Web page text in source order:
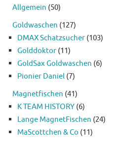
Allgemein (50)
Goldwaschen (127)
DMAX Schatzsucher (103)
Golddoktor (11)
GoldSax Goldwaschen (6)
Pionier Daniel (7)
Magnetfischen (41)
K TEAM HISTORY (6)
Lange MagnetFischen (24)
MaScottchen & Co (11)